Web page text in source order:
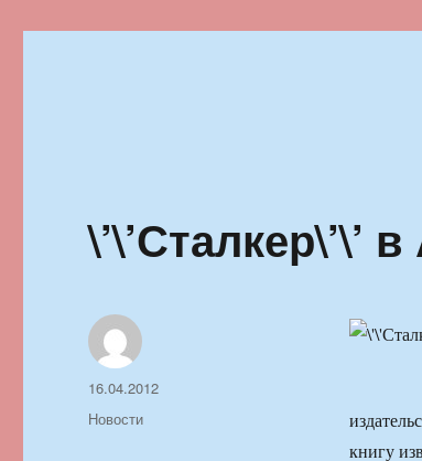
\’\’Сталкер\’\’
книгу
Автор
Опубликовано
16.04.2012
Рубрики
Новости